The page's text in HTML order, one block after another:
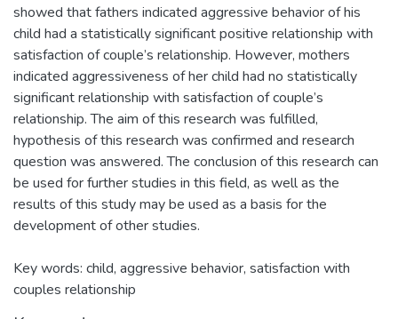
showed that fathers indicated aggressive behavior of his
child had a statistically significant positive relationship with
satisfaction of couple’s relationship. However, mothers
indicated aggressiveness of her child had no statistically
significant relationship with satisfaction of couple’s
relationship. The aim of this research was fulfilled,
hypothesis of this research was confirmed and research
question was answered. The conclusion of this research can
be used for further studies in this field, as well as the
results of this study may be used as a basis for the
development of other studies.
Key words: child, aggressive behavior, satisfaction with
couples relationship